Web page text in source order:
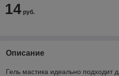
14 руб.
Описание
Гель мастика идеально подходит